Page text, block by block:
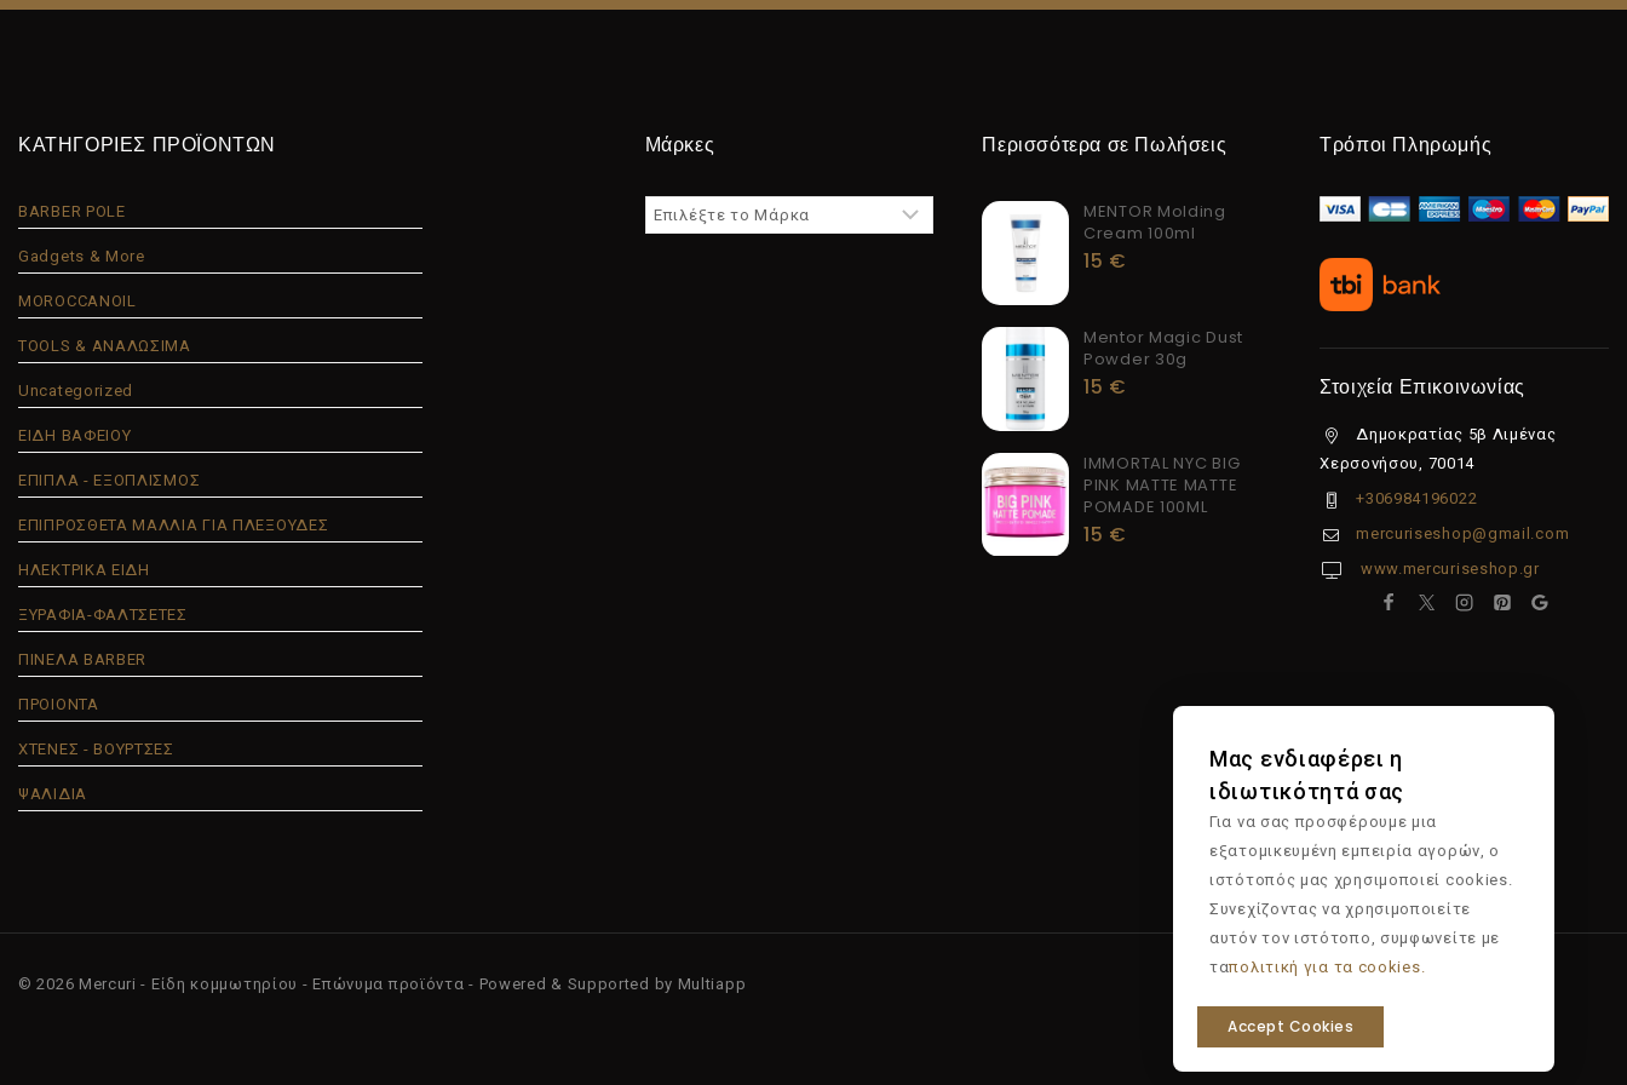
ΚΑΤΗΓΟΡΙΕΣ ΠΡΟΪΟΝΤΩΝ
BARBER POLE
Gadgets & More
MOROCCANOIL
TOOLS & ΑΝΑΛΩΣΙΜΑ
Uncategorized
ΕΙΔΗ ΒΑΦΕΙΟΥ
ΕΠΙΠΛΑ - ΕΞΟΠΛΙΣΜΟΣ
ΕΠΙΠΡΟΣΘΕΤΑ ΜΑΛΛΙΑ ΓΙΑ ΠΛΕΞΟΥΔΕΣ
ΗΛΕΚΤΡΙΚΑ ΕΙΔΗ
ΞΥΡΑΦΙΑ-ΦΑΛΤΣΕΤΕΣ
ΠΙΝΕΛΑ BARBER
ΠΡΟΙΟΝΤΑ
ΧΤΕΝΕΣ - ΒΟΥΡΤΣΕΣ
ΨΑΛΙΔΙΑ
Μάρκες Περισσότερα σε Πωλήσεις
MENTOR Molding
Cream 100ml
15 €
Mentor Magic Dust
Powder 30g
15 €
IMMORTAL NYC BIG
PINK MATTE MATTE
POMADE 100ML
15 €
Τρόποι Πληρωμής
Στοιχεία Επικοινωνίας
Δημοκρατίας 5β Λιμένας
Χερσονήσου, 70014
+306984196022
mercuriseshop@gmail.com
www.mercuriseshop.gr
© 2026 Mercuri - Είδη κομμωτηρίου - Επώνυμα προϊόντα - Powered & Supported by Multiapp
Μας ενδιαφέρει η
ιδιωτικότητά σας
Για να σας προσφέρουμε μια
εξατομικευμένη εμπειρία αγορών, ο
ιστότοπός μας χρησιμοποιεί cookies.
Συνεχίζοντας να χρησιμοποιείτε
αυτόν τον ιστότοπο, συμφωνείτε με
ταπολιτική για τα cookies.
Accept Cookies